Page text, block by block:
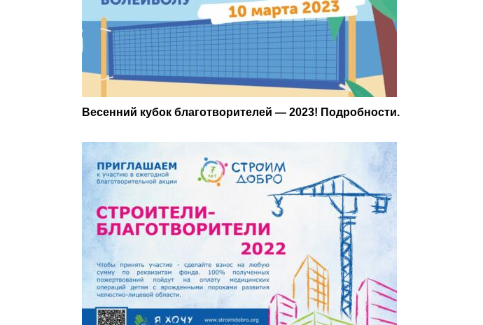
Весенний кубок благотворителей — 2023! Подробности.